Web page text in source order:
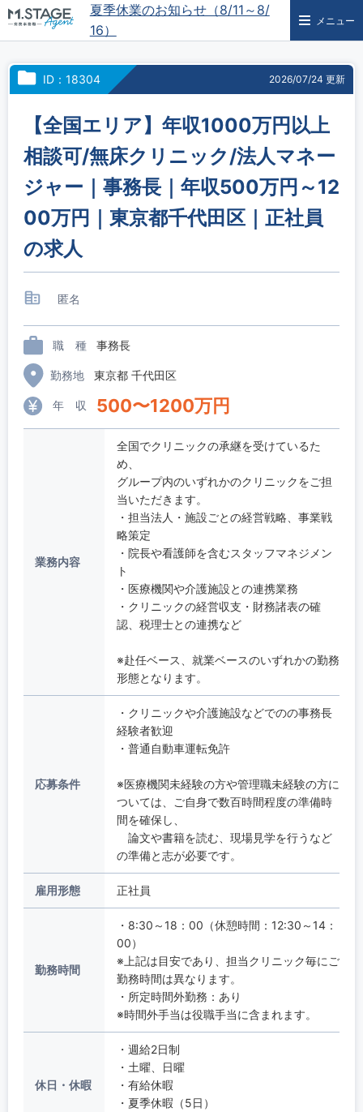
夏季休業のお知らせ（8/11～8/
16）
メニュー
ID：18304 2026/07/24 更新
【全国エリア】年収1000万円以上
相談可/無床クリニック/法人マネー
ジャー｜事務長｜年収500万円～12
00万円｜東京都千代田区｜正社員
の求人
匿名
職 種 事務長
勤務地 東京都 千代田区
年 収 500〜1200万円
業務内容
全国でクリニックの承継を受けているた
め、
グループ内のいずれかのクリニックをご担
当いただきます。
・担当法人・施設ごとの経営戦略、事業戦
略策定
・院長や看護師を含むスタッフマネジメン
ト
・医療機関や介護施設との連携業務
・クリニックの経営収支・財務諸表の確
認、税理士との連携など
※赴任ベース、就業ベースのいずれかの勤務
形態となります。
応募条件
・クリニックや介護施設などでのの事務長
経験者歓迎
・普通自動車運転免許
※医療機関未経験の方や管理職未経験の方に
ついては、ご自身で数百時間程度の準備時
間を確保し、
論文や書籍を読む、現場見学を行うなど
の準備と志が必要です。
雇用形態 正社員
勤務時間
・8:30～18：00（休憩時間：12:30～14：
00）
※上記は目安であり、担当クリニック毎にご
勤務時間は異なります。
・所定時間外勤務：あり
※時間外手当は役職手当に含まれます。
休日・休暇
・週給2日制
・土曜、日曜
・有給休暇
・夏季休暇（5日）